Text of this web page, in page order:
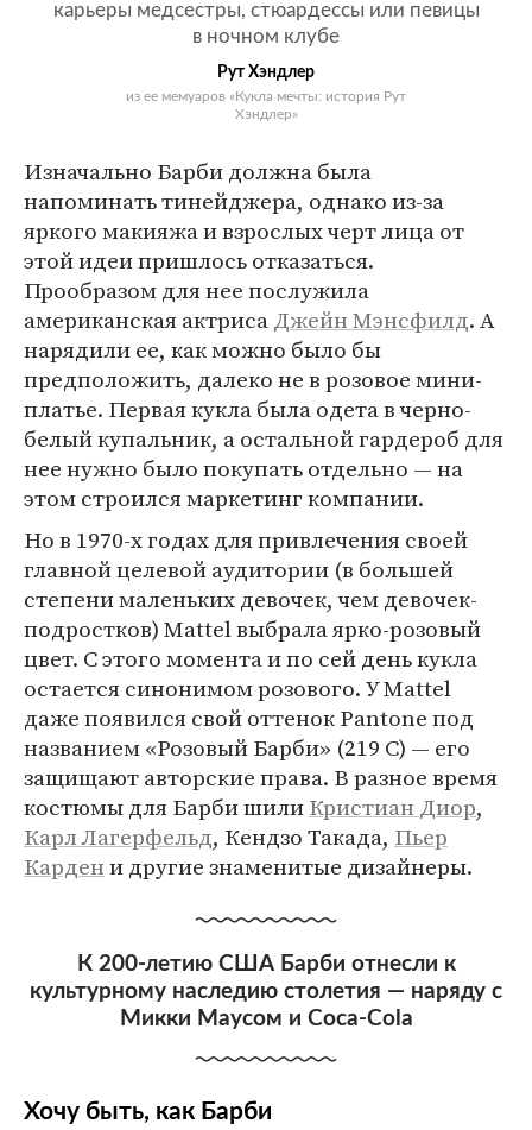
карьеры медсестры, стюардессы или певицы
в ночном клубе
Рут Хэндлер
из ее мемуаров «Кукла мечты: история Рут
Хэндлер»
Изначально Барби должна была
напоминать тинейджера, однако из-за
яркого макияжа и взрослых черт лица от
этой идеи пришлось отказаться.
Прообразом для нее послужила
американская актрисаДжейн Мэнсфилд. А
нарядили ее, как можно было бы
предположить, далеко не в розовое мини-
платье. Первая кукла была одета в черно-
белый купальник, а остальной гардероб для
нее нужно было покупать отдельно — на
этом строился маркетинг компании.
Но в 1970-х годах для привлечения своей
главной целевой аудитории (в большей
степени маленьких девочек, чем девочек-
подростков) Mattel выбрала ярко-розовый
цвет. С этого момента и по сей день кукла
остается синонимом розового. У Mattel
даже появился свой оттенок Pantone под
названием «Розовый Барби» (219 C) — его
защищают авторские права. В разное время
костюмы для Барби шилиКристиан Диор,
Карл Лагерфельд, Кендзо Такада, Пьер
Кардени другие знаменитые дизайнеры.
К 200-летию США Барби отнесли к
культурному наследию столетия — наряду с
Микки Маусом и Coca-Cola
Хочу быть, как Барби